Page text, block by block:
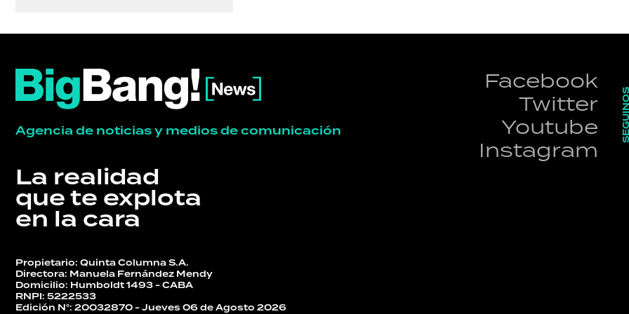
Agencia de noticias y medios de comunicación
La realidad
que te explota
en la cara
Facebook
Twitter
Youtube
Instagram
Propietario: Quinta Columna S.A.
Directora: Manuela Fernández Mendy
Domicilio: Humboldt 1493 - CABA
RNPI: 5222533
Edición N°: 20032870 - Jueves 06 de Agosto 2026